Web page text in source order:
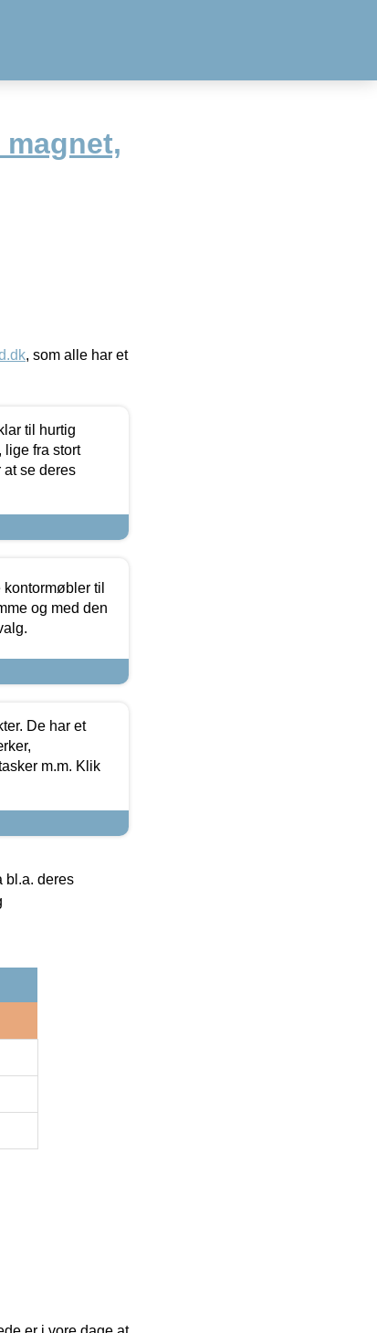
, som alle har et
til hurtig
lige fra stort
at se deres
til
og med den
De har et
m.m. Klik
bl.a. deres